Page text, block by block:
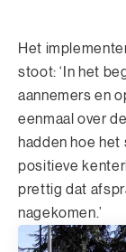
Het
stoot: ‘In het
aannemers en
eenmaal over
hadden hoe
positieve
prettig dat
nagekomen.’